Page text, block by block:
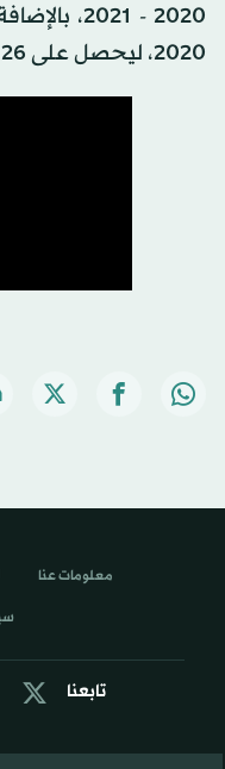
2020، ليحصل على 26 ركلة جزاء في الفترة نفسها.
تابعنا
معلومات عنا